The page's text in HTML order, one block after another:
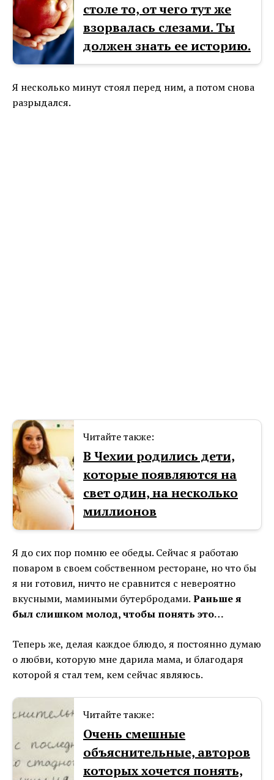
столе то, от чего тут же
взорвалась слезами. Ты
должен знать ее историю.
Я несколько минут стоял перед ним, а потом снова
разрыдался.
Читайте также:
В Чехии родились дети,
которые появляются на
свет один, на несколько
миллионов
Я до сих пор помню ее обеды. Сейчас я работаю
поваром в своем собственном ресторане, но что бы
я ни готовил, ничто не сравнится с невероятно
вкусными, мамиными бутербродами. Раньше я
был слишком молод, чтобы понять это…
Теперь же, делая каждое блюдо, я постоянно думаю
о любви, которую мне дарила мама, и благодаря
которой я стал тем, кем сейчас являюсь.
Читайте также:
Очень смешные
объяснительные, авторов
которых хочется понять,